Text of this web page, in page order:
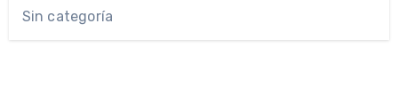
Sin categoría